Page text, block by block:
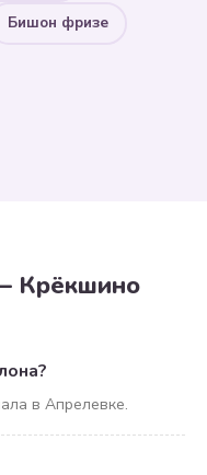
Бишон фризе
Крёкшино
в Апрелевке.